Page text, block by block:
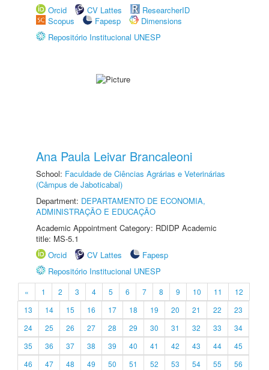
Orcid
CV Lattes
ResearcherID
Scopus
Fapesp
Dimensions
Repositório Institucional UNESP
Ana Paula Leivar Brancaleoni
School: Faculdade de Ciências Agrárias e Veterinárias
(Câmpus de Jaboticabal)
Department: DEPARTAMENTO DE ECONOMIA,
ADMINISTRAÇÃO E EDUCAÇÃO
Academic Appointment Category: RDIDP Academic
title: MS-5.1
Orcid
CV Lattes
Fapesp
Repositório Institucional UNESP
« 1 2 3 4 5 6 7 8 9 10 11
12
13
14 15 16 17 18 19 20 21 22
23
24
25 26 27 28 29 30 31 32 33
34
35
36 37 38 39 40 41 42 43 44
45
46
47 48 49 50 51 52 53 54 55
56